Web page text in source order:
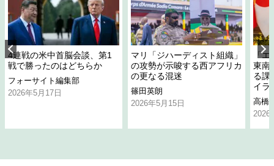
4連戦の米中首脳会談、第1
戦で勝ったのはどちらか
フォーサイト編集部
2026年5月17日
マリ「ジハーディスト組織」
の攻勢が示唆する西アフリカ
の更なる混迷
篠田英朗
2026年5月15日
「
東南
る課
イラ
高橋
2026